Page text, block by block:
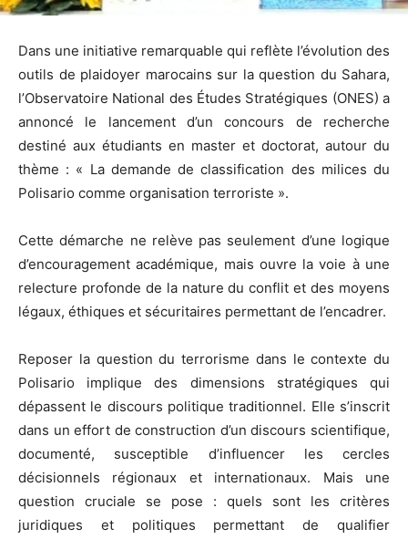
Dans une initiative remarquable qui reflète l’évolution des
outils de plaidoyer marocains sur la question du Sahara,
l’Observatoire National des Études Stratégiques (ONES) a
annoncé le lancement d’un concours de recherche
destiné aux étudiants en master et doctorat, autour du
thème : « La demande de classification des milices du
Polisario comme organisation terroriste ».
Cette démarche ne relève pas seulement d’une logique
d’encouragement académique, mais ouvre la voie à une
relecture profonde de la nature du conflit et des moyens
légaux, éthiques et sécuritaires permettant de l’encadrer.
Reposer la question du terrorisme dans le contexte du
Polisario implique des dimensions stratégiques qui
dépassent le discours politique traditionnel. Elle s’inscrit
dans un effort de construction d’un discours scientifique,
documenté, susceptible d’influencer les cercles
décisionnels régionaux et internationaux. Mais une
question cruciale se pose : quels sont les critères
juridiques et politiques permettant de qualifier